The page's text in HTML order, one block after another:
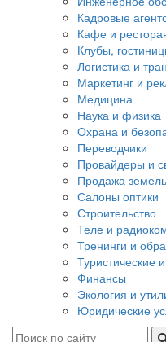
Кадровые
Кафе и
Клубы,
Логистика и
Маркетинг и
Медицина
Наука и физика
Охрана и
Переводчики
Провайдеры и
Продажа
Салоны оптики
Строительство
Теле и
Тренинги и
Туристические
Финансы
Экология и
Юридические